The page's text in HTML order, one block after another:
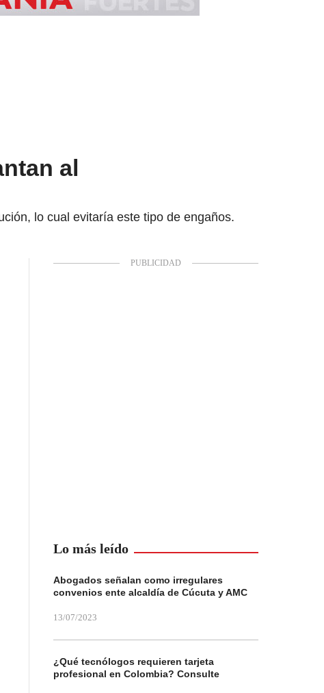
al
lo cual evitaría este tipo de engaños.
Lo más leído
Abogados señalan como irregulares
convenios ente alcaldía de Cúcuta y AMC
13/07/2023
¿Qué tecnólogos requieren tarjeta
profesional en Colombia? Consulte